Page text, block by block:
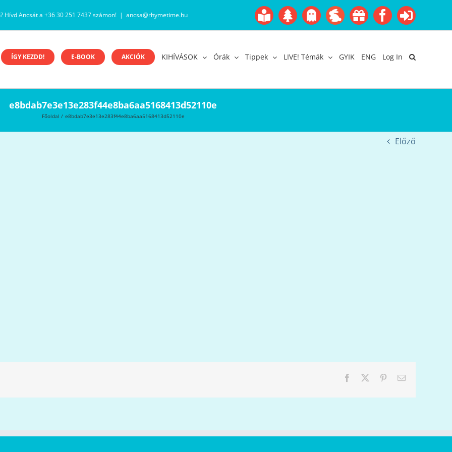
Hívd Ancsát a +36 30 251 7437 számon! | ancsa@rhymetime.hu
Boofairy
Gyerekangol
AdventHalloween
EasterAkcióFacebook
Login
ÍGY KEZDD! E-BOOK AKCIÓK KIHÍVÁSOK Órák Tippek LIVE! Témák GYIK ENG Log In
e8bdab7e3e13e283f44e8ba6aa5168413d52110e
Főoldal e8bdab7e3e13e283f44e8ba6aa5168413d52110e
Előző
Facebook PinterestEmail: